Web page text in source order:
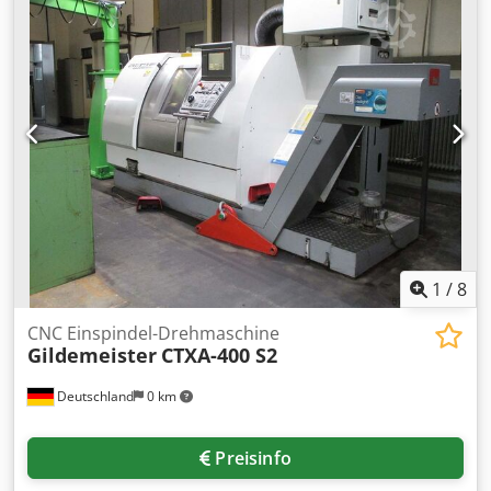
TECHNISCHE DETAILS Spindeldrehzahl max.: 5.000 U/min
Dedozqfvvopfx Aqrowa Drehlänge: 1.175 mm Drehlänge
mit Reitstock: 1.100 mm Werkzeugaufnahme: HSK 63A
nach DIN 69893 Anzahl Plätze Werkzeugmagazin
(Scheibenmagazin): 36 MASCHINEN-DETAILS Steuerung:
HEIDENHAIN Plus iT mit Turn Plus
1 /8
Deutschland 0 km
CNC Einspindel-Drehmaschine
Gildemeister CTXA-400 S2
Preisinfo